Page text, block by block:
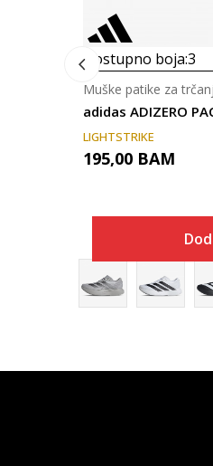
Dostupno boja:3
adidas ADIZERO
Muške patike za
LIGHTSTRIKE
195,00 BAM